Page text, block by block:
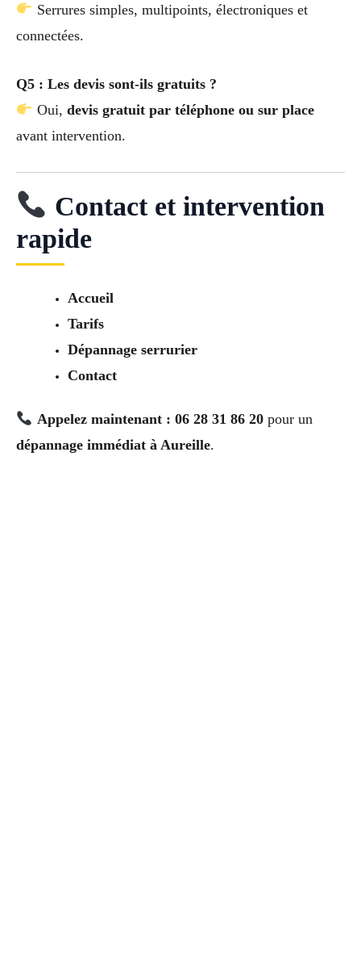
Serrures simples, multipoints, électroniques et
connectées.
Q5 : Les devis sont-ils gratuits ?
Oui, devis gratuit par téléphone ou sur place
avant intervention.
Contact et intervention
rapide
Accueil
Tarifs
Dépannage serrurier
Contact
Appelez maintenant : 06 28 31 86 20pour un
dépannage immédiat à Aureille.